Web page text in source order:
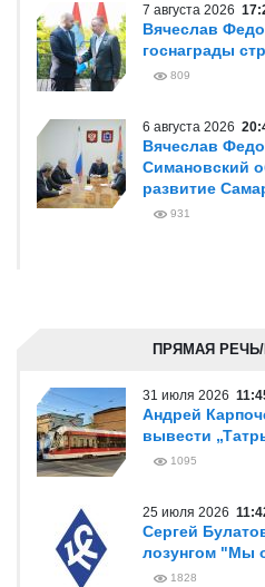
7 августа 2026
Вячеслав
госнаграды
809
6 августа 2026
Вячеслав
Симановский
развитие
931
ПРЯМАЯ
31 июля 2026
Андрей
вывести
1095
25 июля 2026
Сергей
лозунгом "Мы
1828